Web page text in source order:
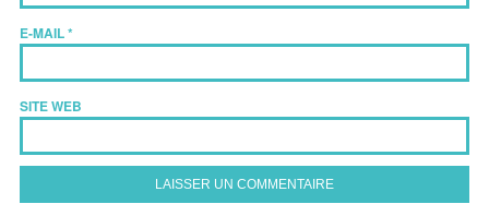
E-MAIL*
SITE WEB